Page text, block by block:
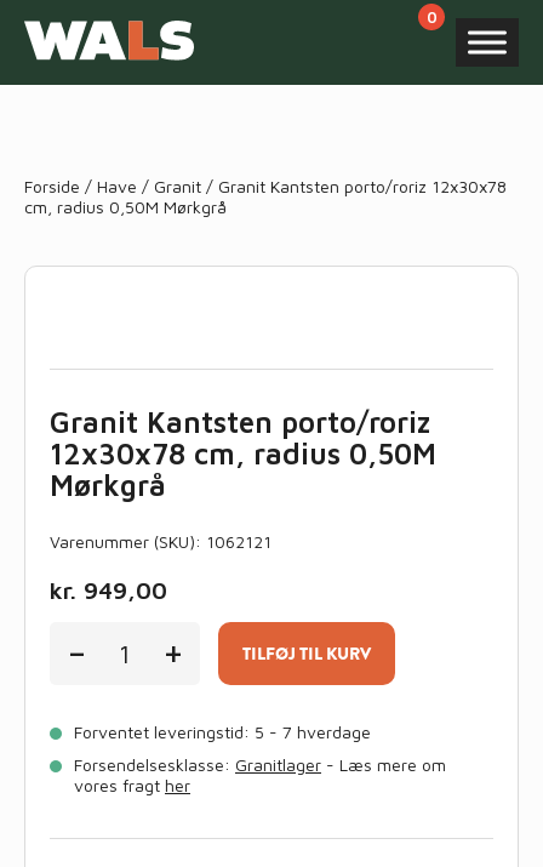
Forside / Have / Granit / Granit Kantsten porto/roriz 12x30x78
cm, radius 0,50M Mørkgrå
Granit Kantsten porto/roriz
12x30x78 cm, radius 0,50M
Mørkgrå
Varenummer (SKU): 1062121
kr. 949,00
-
Kantsten
radius
Mørkgrå
antal
+ TILFØJ TIL KURV
Forventet leveringstid: 5 - 7 hverdage
Forsendelsesklasse: Granitlager - Læs mere om
vores fragt her